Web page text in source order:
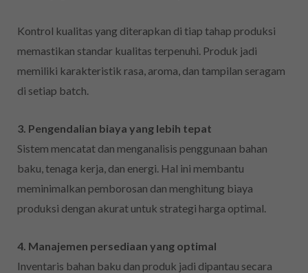
Kontrol kualitas yang diterapkan di tiap tahap produksi
memastikan standar kualitas terpenuhi. Produk jadi
memiliki karakteristik rasa, aroma, dan tampilan seragam
di setiap batch.
3. Pengendalian biaya yang lebih tepat
Sistem mencatat dan menganalisis penggunaan bahan
baku, tenaga kerja, dan energi. Hal ini membantu
meminimalkan pemborosan dan menghitung biaya
produksi dengan akurat untuk strategi harga optimal.
4. Manajemen persediaan yang optimal
Inventaris bahan baku dan produk jadi dipantau secara